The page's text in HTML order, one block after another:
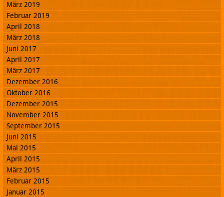
März 2019
Februar 2019
April 2018
März 2018
Juni 2017
April 2017
März 2017
Dezember 2016
Oktober 2016
Dezember 2015
November 2015
September 2015
Juni 2015
Mai 2015
April 2015
März 2015
Februar 2015
Januar 2015